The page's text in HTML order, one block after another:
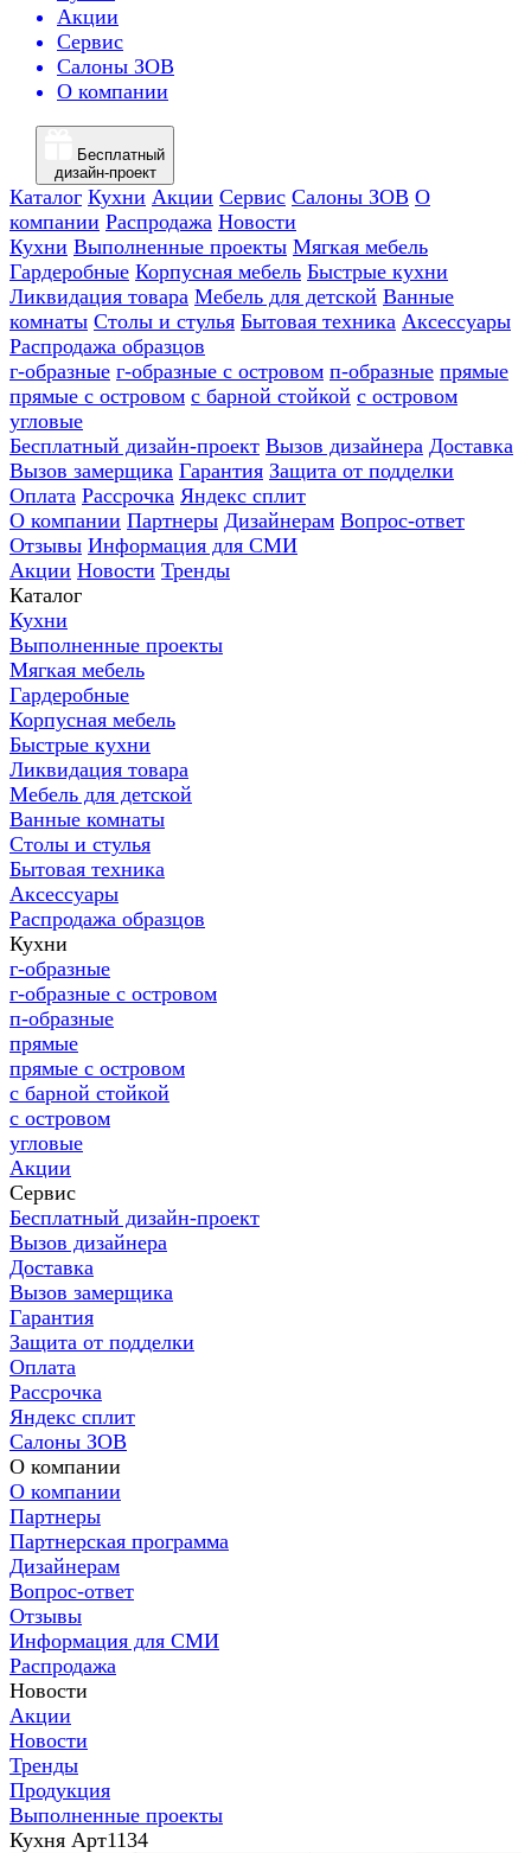
Акции
Сервис
Салоны ЗОВ
О компании
Бесплатный
дизайн-проект
Каталог Кухни Акции Сервис Салоны ЗОВ О
компании Распродажа Новости
Кухни Выполненные проекты Мягкая мебель
Гардеробные Корпусная мебель Быстрые кухни
Ликвидация товара Мебель для детской Ванные
комнаты Столы и стулья Бытовая техника Аксессуары
Распродажа образцов
г-образные г-образные с островом п-образные прямые
прямые с островом с барной стойкой с островом
угловые
Бесплатный дизайн-проект Вызов дизайнера Доставка
Вызов замерщика Гарантия Защита от подделки
Оплата Рассрочка Яндекс сплит
О компании Партнеры Дизайнерам Вопрос-ответ
Отзывы Информация для СМИ
Акции Новости Тренды
Каталог
Кухни
Выполненные проекты
Мягкая мебель
Гардеробные
Корпусная мебель
Быстрые кухни
Ликвидация товара
Мебель для детской
Ванные комнаты
Столы и стулья
Бытовая техника
Аксессуары
Распродажа образцов
Кухни
г-образные
г-образные с островом
п-образные
прямые
прямые с островом
с барной стойкой
с островом
угловые
Акции
Сервис
Бесплатный дизайн-проект
Вызов дизайнера
Доставка
Вызов замерщика
Гарантия
Защита от подделки
Оплата
Рассрочка
Яндекс сплит
Салоны ЗОВ
О компании
О компании
Партнеры
Партнерская программа
Дизайнерам
Вопрос-ответ
Отзывы
Информация для СМИ
Распродажа
Новости
Акции
Новости
Тренды
Продукция
Выполненные проекты
Кухня Арт1134